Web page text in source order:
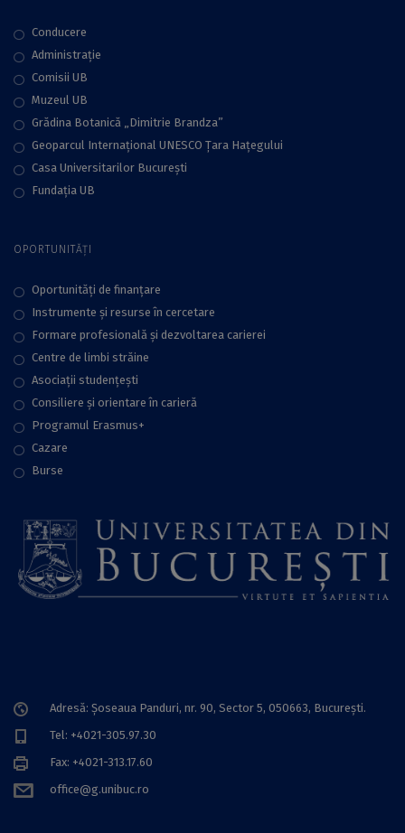
Conducere
Administraţie
Comisii UB
Muzeul UB
Grădina Botanică „Dimitrie Brandza”
Geoparcul Internațional UNESCO Țara Hațegului
Casa Universitarilor București
Fundaţia UB
OPORTUNITĂȚI
Oportunități de finanțare
Instrumente și resurse în cercetare
Formare profesională și dezvoltarea carierei
Centre de limbi străine
Asociații studențești
Consiliere şi orientare în carieră
Programul Erasmus+
Cazare
Burse
Adresă: Șoseaua Panduri, nr. 90, Sector 5, 050663, Bucureşti.
Tel: +4021-305.97.30
Fax: +4021-313.17.60
office@g.unibuc.ro